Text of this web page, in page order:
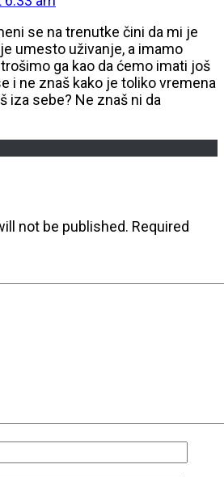
se na trenutke čini da mi je
umesto uživanje, a imamo
ga kao da ćemo imati još
i ne znaš kako je toliko vremena
iza sebe? Ne znaš ni da
not be published. Required